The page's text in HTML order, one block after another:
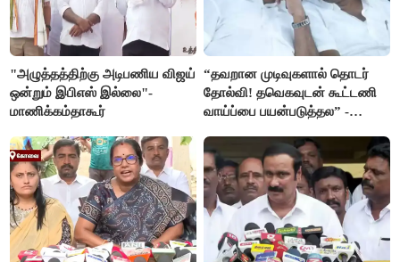
"அழுத்தத்திற்கு அடிபணிய விஜய்
ஒன்றும் இபிஎஸ் இல்லை"-
மாணிக்கம்தாகூர்
“தவறான முடிவுகளால் தொடர்
தோல்வி! தவெகவுடன் கூட்டணி
வாய்ப்பை பயன்படுத்தல” -